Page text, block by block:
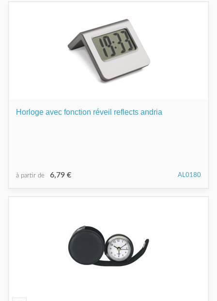
Horloge avec fonction réveil reflects andria
à partir de 6,79 € AL0180